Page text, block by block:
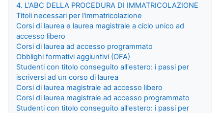
4. L'ABC DELLA PROCEDURA DI IMMATRICOLAZIONE
Titoli necessari per l'immatricolazione
Corsi di laurea e laurea magistrale a ciclo unico ad
accesso libero
Corsi di laurea ad accesso programmato
Obblighi formativi aggiuntivi (OFA)
Studenti con titolo conseguito all'estero: i passi per
iscriversi ad un corso di laurea
Corsi di laurea magistrale ad accesso libero
Corsi di laurea magistrale ad accesso programmato
Studenti con titolo conseguito all'estero: i passi per